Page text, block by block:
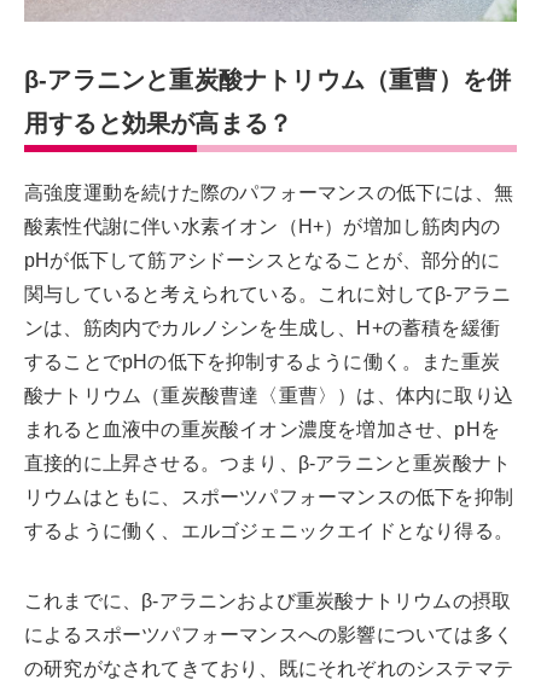
β-アラニンと重炭酸ナトリウム（重曹）を併
用すると効果が高まる？
高強度運動を続けた際のパフォーマンスの低下には、無
酸素性代謝に伴い水素イオン（H+）が増加し筋肉内の
pHが低下して筋アシドーシスとなることが、部分的に
関与していると考えられている。これに対してβ-アラニ
ンは、筋肉内でカルノシンを生成し、H+の蓄積を緩衝
することでpHの低下を抑制するように働く。また重炭
酸ナトリウム（重炭酸曹達〈重曹〉）は、体内に取り込
まれると血液中の重炭酸イオン濃度を増加させ、pHを
直接的に上昇させる。つまり、β-アラニンと重炭酸ナト
リウムはともに、スポーツパフォーマンスの低下を抑制
するように働く、エルゴジェニックエイドとなり得る。
これまでに、β-アラニンおよび重炭酸ナトリウムの摂取
によるスポーツパフォーマンスへの影響については多く
の研究がなされてきており、既にそれぞれのシステマテ